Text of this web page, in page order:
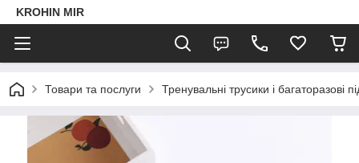
KROHIN MIR
Товари та послуги Тренувальні трусики і багаторазові